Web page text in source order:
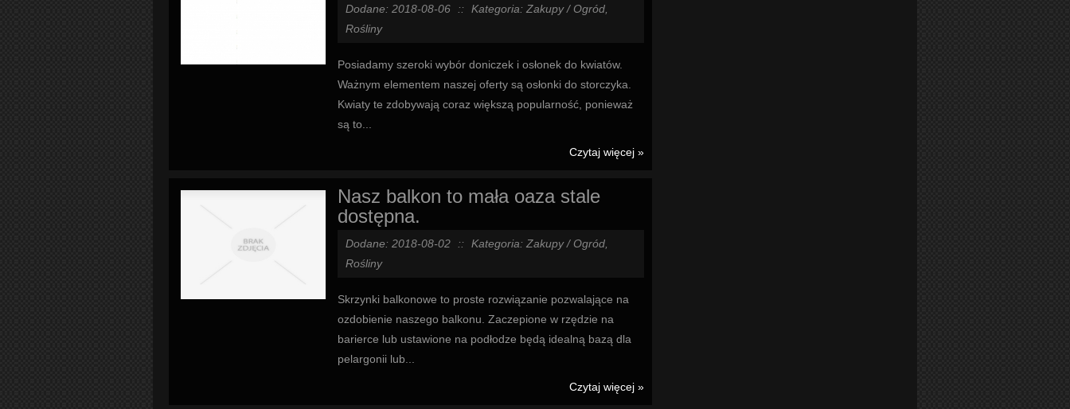
Dodane: 2018-08-06 ::
Kategoria: Zakupy / Ogród,
Rośliny
Posiadamy szeroki wybór doniczek i osłonek do kwiatów.
Ważnym elementem naszej oferty są osłonki do storczyka.
Kwiaty te zdobywają coraz większą popularność, ponieważ
są to...
Czytaj więcej »
Nasz balkon to mała oaza stale
dostępna.
Dodane: 2018-08-02 ::
Kategoria: Zakupy / Ogród,
Rośliny
Skrzynki balkonowe to proste rozwiązanie pozwalające na
ozdobienie naszego balkonu. Zaczepione w rzędzie na
barierce lub ustawione na podłodze będą idealną bazą dla
pelargonii lub...
Czytaj więcej »